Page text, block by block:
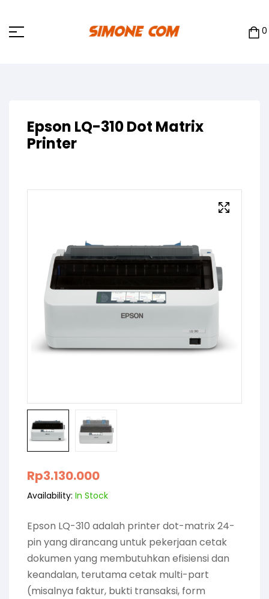
0
Epson LQ-310 Dot Matrix
Printer
Rp3.130.000
Availability: In Stock
Epson LQ-310 adalah printer dot-matrix 24-
pin yang dirancang untuk pekerjaan cetak
dokumen yang membutuhkan efisiensi dan
keandalan, terutama cetak multi-part
(misalnya faktur, bukti transaksi, form